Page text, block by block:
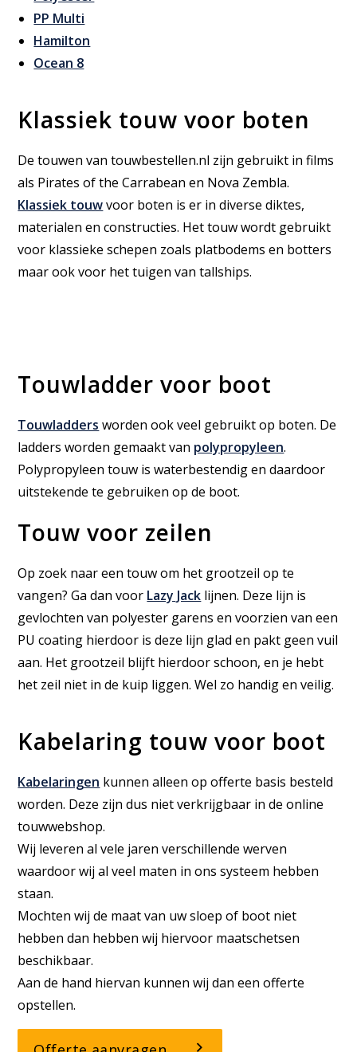
PP Multi
Hamilton
Ocean 8
Klassiek touw voor boten
De touwen van touwbestellen.nl zijn gebruikt in films
als Pirates of the Carrabean en Nova Zembla.
Klassiek touwvoor boten is er in diverse diktes,
materialen en constructies. Het touw wordt gebruikt
voor klassieke schepen zoals platbodems en botters
maar ook voor het tuigen van tallships.
Touwladder voor boot
Touwladders worden ook veel gebruikt op boten. De
ladders worden gemaakt van polypropyleen.
Polypropyleen touw is waterbestendig en daardoor
uitstekende te gebruiken op de boot.
Touw voor zeilen
Op zoek naar een touw om het grootzeil op te
vangen? Ga dan voor Lazy Jack lijnen. Deze lijn is
gevlochten van polyester garens en voorzien van een
PU coating hierdoor is deze lijn glad en pakt geen vuil
aan. Het grootzeil blijft hierdoor schoon, en je hebt
het zeil niet in de kuip liggen. Wel zo handig en veilig.
Kabelaring touw voor boot
Kabelaringen kunnen alleen op offerte basis besteld
worden. Deze zijn dus niet verkrijgbaar in de online
touwwebshop.
Wij leveren al vele jaren verschillende werven
waardoor wij al veel maten in ons systeem hebben
staan.
Mochten wij de maat van uw sloep of boot niet
hebben dan hebben wij hiervoor maatschetsen
beschikbaar.
Aan de hand hiervan kunnen wij dan een offerte
opstellen.